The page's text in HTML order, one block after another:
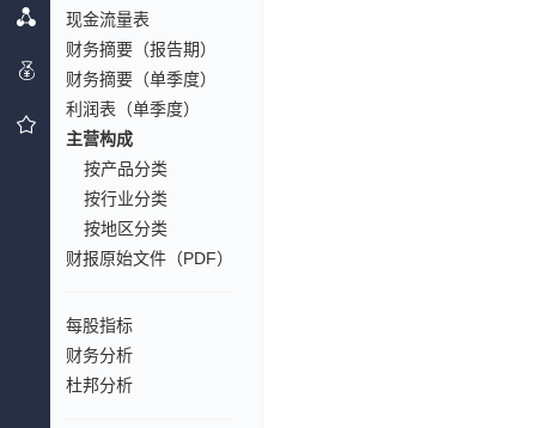
现金流量表
财务摘要（报告期）
财务摘要（单季度）
利润表（单季度）
主营构成
按产品分类
按行业分类
按地区分类
财报原始文件（PDF）
每股指标
财务分析
杜邦分析